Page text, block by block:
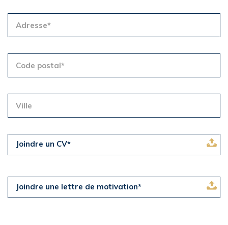
Joindre un CV*
Joindre une lettre de motivation*